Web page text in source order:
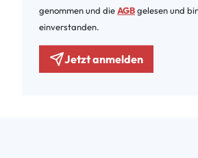
genommen und dieAGBgelesen und
einverstanden.
Jetzt anmelden